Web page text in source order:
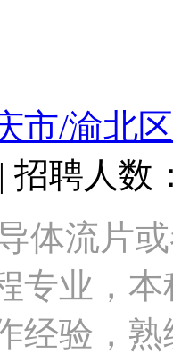
市/渝北区
招聘人数
体流片
专业，
经验，